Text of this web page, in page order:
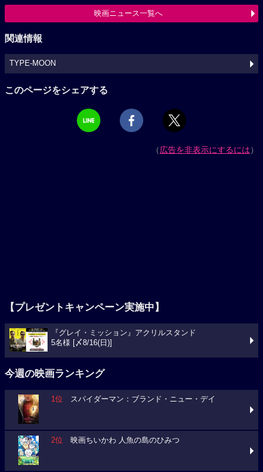
映画ニュース一覧へ
関連情報
TYPE-MOON
このページをシェアする
（広告を非表示にするには）
【プレゼントキャンペーン実施中】
『グレイ・ミッション』アクリルスタンド
5名様 [〆8/16(日)]
今週の映画ランキング
1位 スパイダーマン：ブランド・ニュー・デイ
2位 映画ちいかわ 人魚の島のひみつ